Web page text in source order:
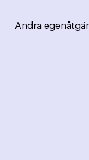
Andra